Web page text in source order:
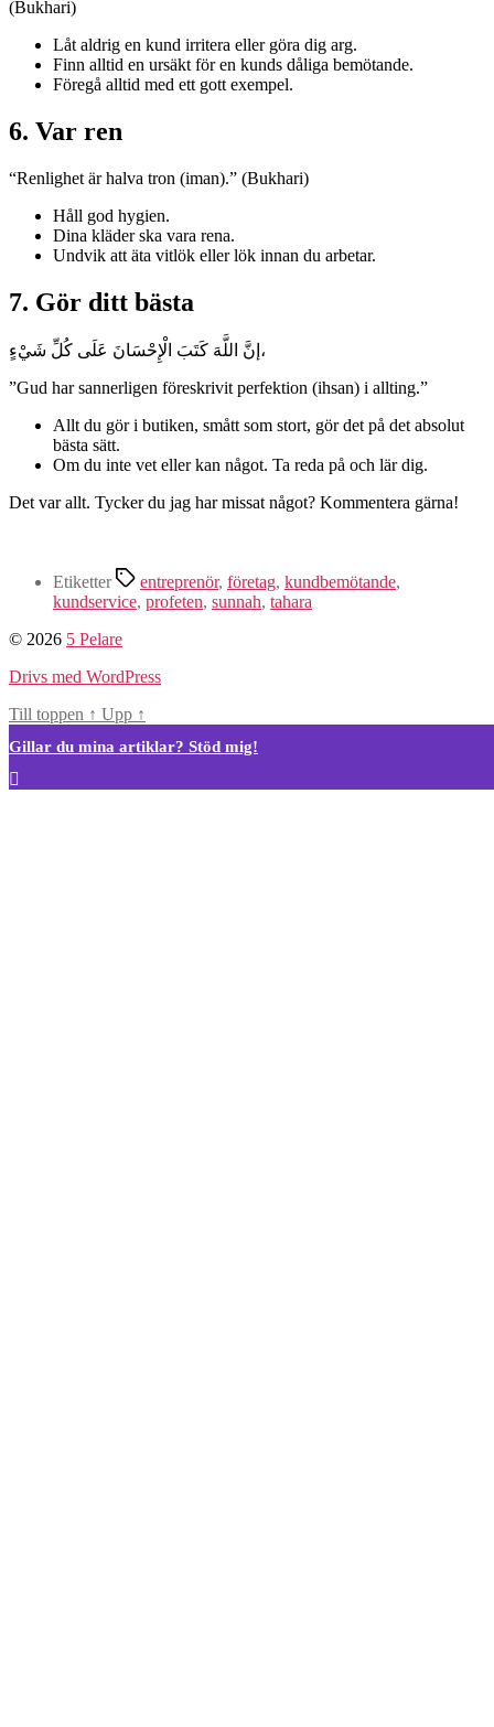
(Bukhari)
Låt aldrig en kund irritera eller göra dig arg.
Finn alltid en ursäkt för en kunds dåliga bemötande.
Föregå alltid med ett gott exempel.
6. Var ren
“Renlighet är halva tron (iman).” (Bukhari)
Håll god hygien.
Dina kläder ska vara rena.
Undvik att äta vitlök eller lök innan du arbetar.
7. Gör ditt bästa
إنَّ اللَّهَ كَتَبَ الْإِحْسَانَ عَلَى كُلِّ شَيْءٍ،
”Gud har sannerligen föreskrivit perfektion (ihsan) i allting.”
Allt du gör i butiken, smått som stort, gör det på det absolut
bästa sätt.
Om du inte vet eller kan något. Ta reda på och lär dig.
Det var allt. Tycker du jag har missat något? Kommentera gärna!
Etiketter entreprenör, företag, kundbemötande,
kundservice, profeten, sunnah, tahara
© 2026 5 Pelare
Drivs med WordPress
Till toppen ↑ Upp ↑
Gillar du mina artiklar? Stöd mig!